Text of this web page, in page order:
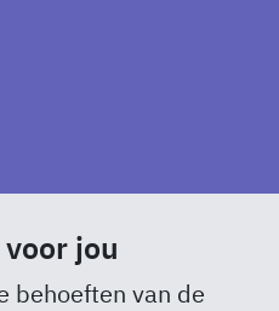
jou
behoeften van de